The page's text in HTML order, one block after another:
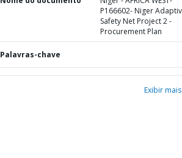
P166602- Niger
Safety Net Project 2 -
Procurement Plan
Palavras-chave
Exibir mais